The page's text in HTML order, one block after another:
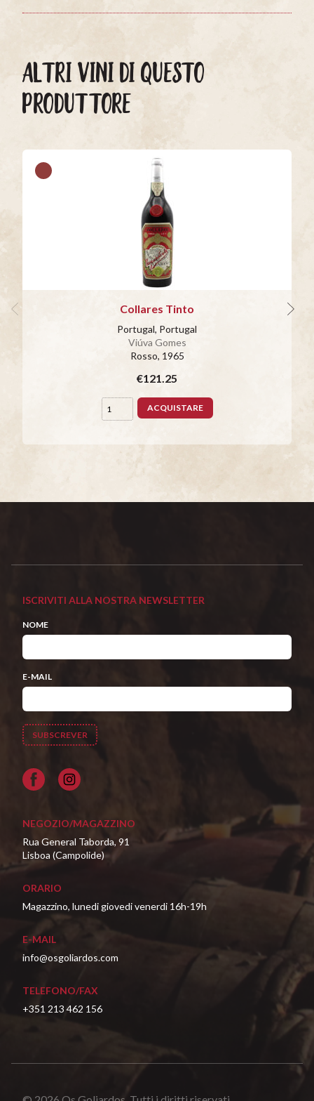
ALTRI VINI DI QUESTO
PRODUTTORE
Collares Tinto
Portugal, Portugal
Viúva Gomes
Rosso, 1965
€121.25
ACQUISTARE
ISCRIVITI ALLA NOSTRA NEWSLETTER
NOME
E-MAIL
Facebook
NEGOZIO/MAGAZZINO
Rua General Taborda, 91
Lisboa (Campolide)
ORARIO
Magazzino, lunedi giovedi venerdi 16h-19h
E-MAIL
info@osgoliardos.com
TELEFONO/FAX
+351 213 462 156